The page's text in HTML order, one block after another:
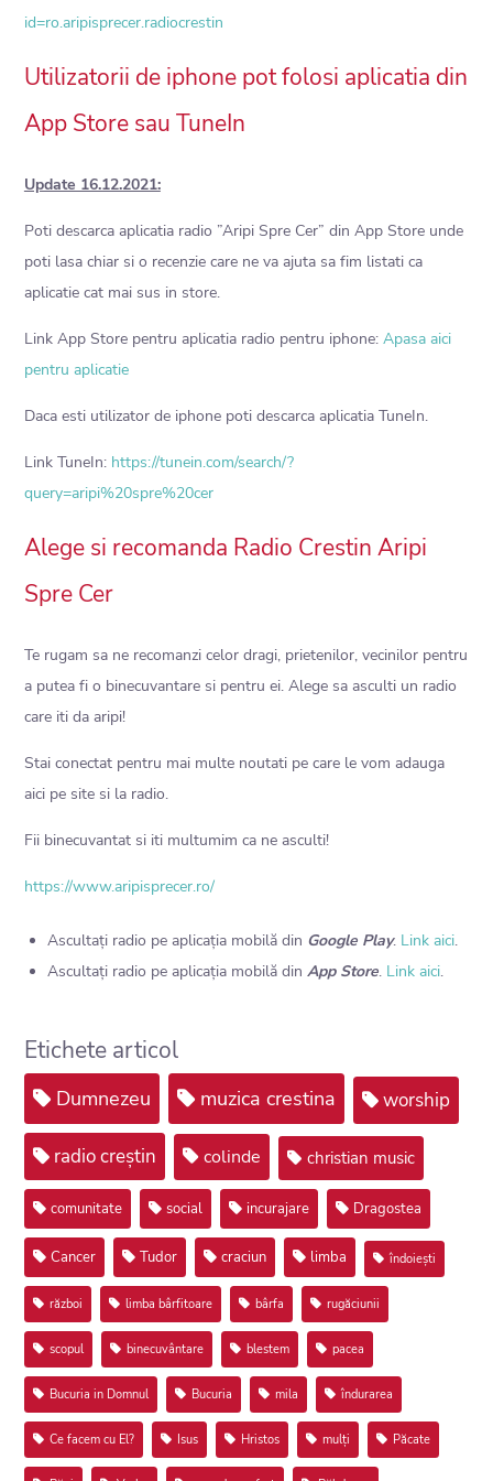
id=ro.aripisprecer.radiocrestin
Utilizatorii de iphone pot folosi aplicatia din
App Store sau TuneIn
Update 16.12.2021:
Poti descarca aplicatia radio ”Aripi Spre Cer” din App Store unde
poti lasa chiar si o recenzie care ne va ajuta sa fim listati ca
aplicatie cat mai sus in store.
Link App Store pentru aplicatia radio pentru iphone: Apasa aici
pentru aplicatie
Daca esti utilizator de iphone poti descarca aplicatia TuneIn.
Link TuneIn: https://tunein.com/search/?
query=aripi%20spre%20cer
Alege si recomanda Radio Crestin Aripi
Spre Cer
Te rugam sa ne recomanzi celor dragi, prietenilor, vecinilor pentru
a putea fi o binecuvantare si pentru ei. Alege sa asculti un radio
care iti da aripi!
Stai conectat pentru mai multe noutati pe care le vom adauga
aici pe site si la radio.
Fii binecuvantat si iti multumim ca ne asculti!
https://www.aripisprecer.ro/
Ascultați radio pe aplicația mobilă din Google Play. Link aici.
Ascultați radio pe aplicația mobilă din App Store. Link aici.
Etichete articol
Dumnezeu muzica crestina worship
radio creștin colinde christian music
comunitate social incurajare Dragostea
Cancer Tudor craciun limba îndoiești
război limba bârfitoare bârfa rugăciunii
scopul binecuvântare blestem pacea
Bucuria in Domnul Bucuria mila îndurarea
Ce facem cu El? Isus Hristos mulți Păcate